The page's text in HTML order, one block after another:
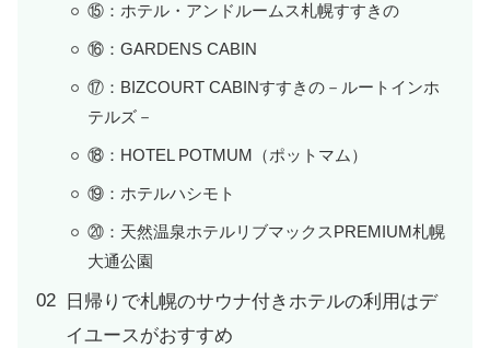
⑮：ホテル・アンドルームス札幌すすきの
⑯：GARDENS CABIN
⑰：BIZCOURT CABINすすきの－ルートインホ
テルズ－
⑱：HOTEL POTMUM（ポットマム）
⑲：ホテルハシモト
⑳：天然温泉ホテルリブマックスPREMIUM札幌
大通公園
日帰りで札幌のサウナ付きホテルの利用はデ
イユースがおすすめ